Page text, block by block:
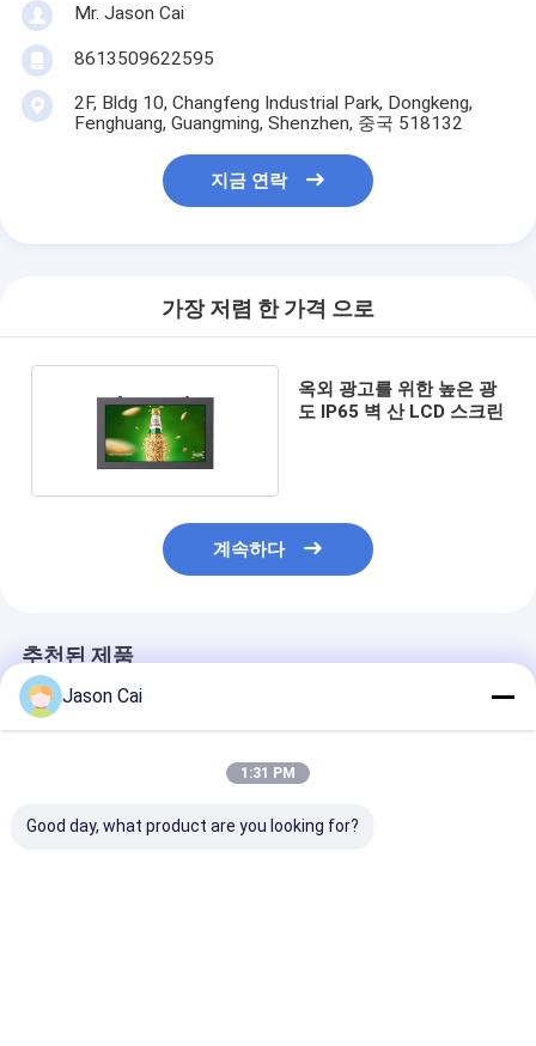
Mr. Jason Cai
8613509622595
2F, Bldg 10, Changfeng Industrial Park, Dongkeng,
Fenghuang, Guangming, Shenzhen, 중국 518132
지금 연락
가장 저렴 한 가격 으로
옥외 광고를 위한 높은 광
도 IP65 벽 산 LCD 스크린
계속하다
추천된 제품
Jason Cai
1:31 PM
Good day, what product are you looking for?